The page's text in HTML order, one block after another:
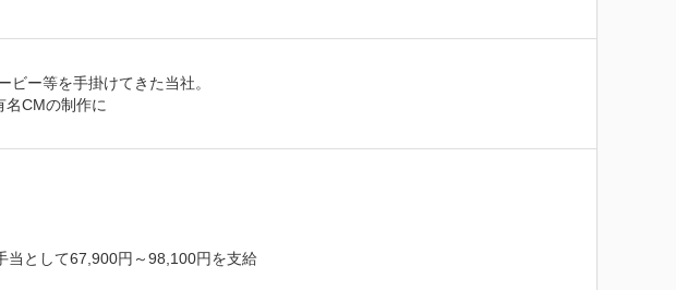
ー等を手掛けてきた当社。
名CMの制作に
当として67,900円～98,100円を支給